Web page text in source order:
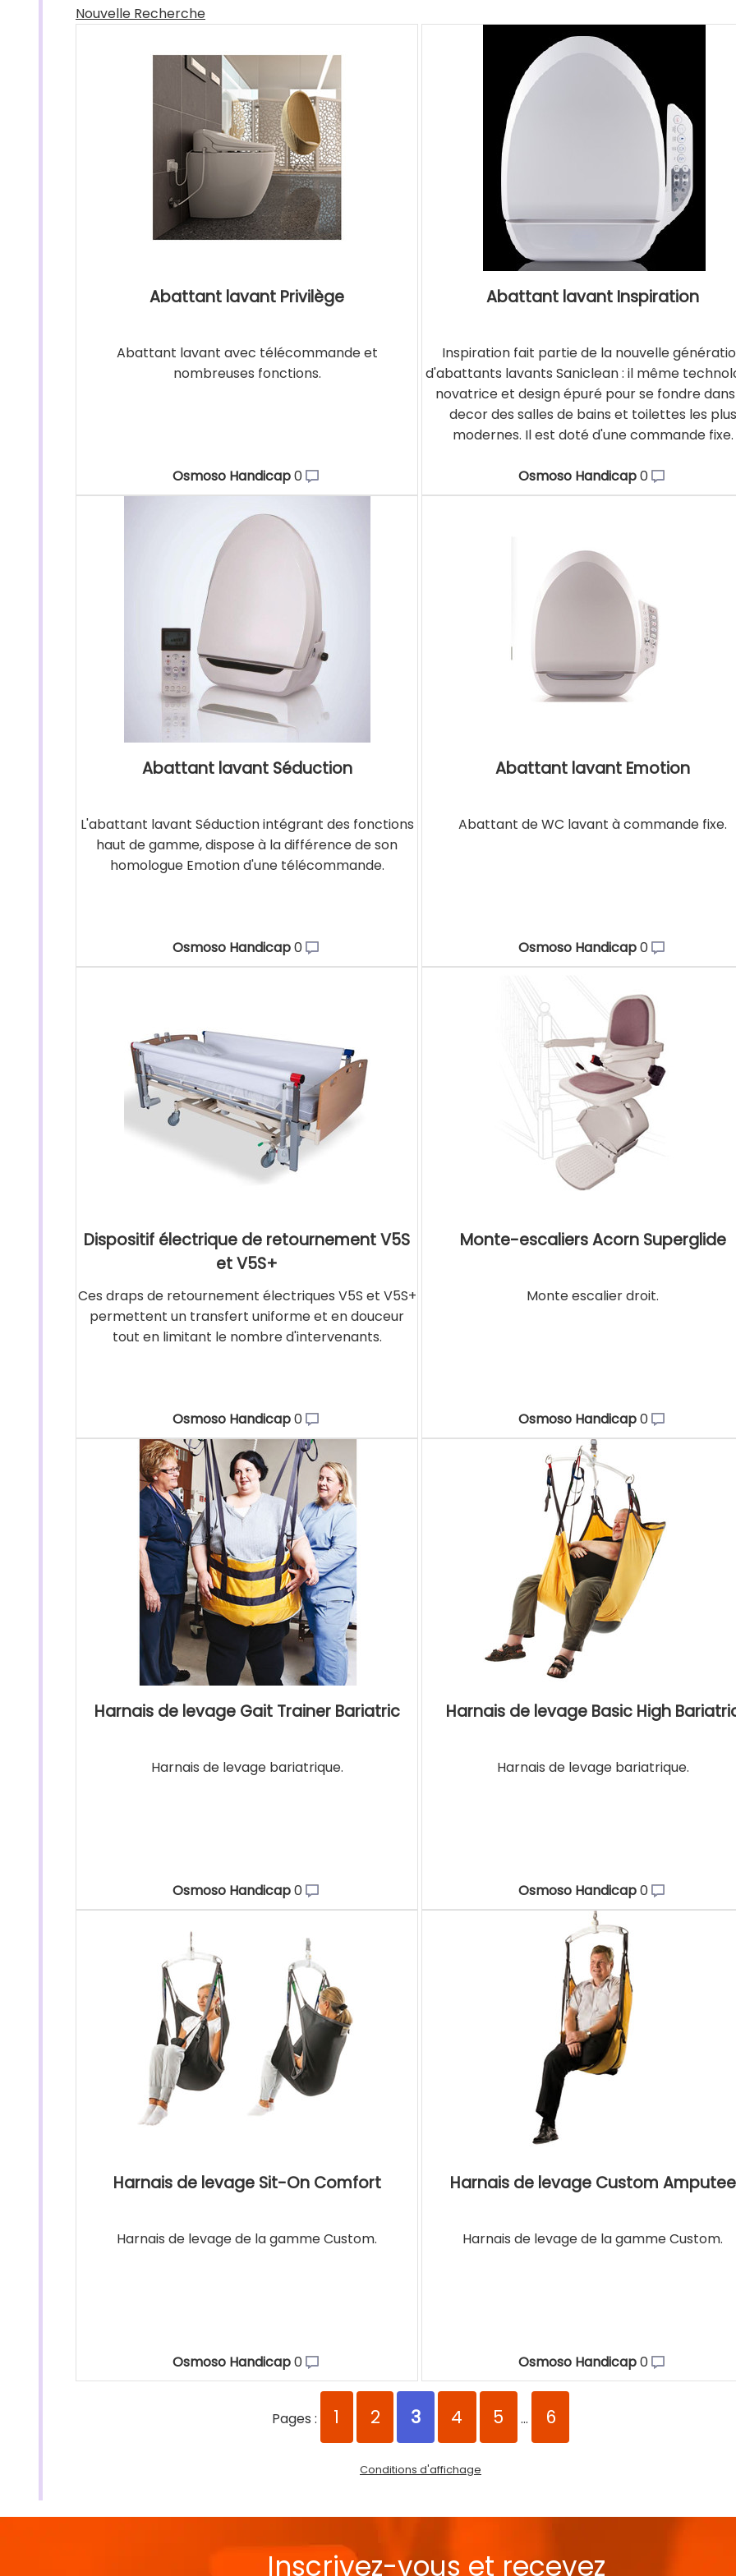
Nouvelle Recherche
Abattant lavant Privilège
Abattant lavant avec télécommande et
nombreuses fonctions.
Osmoso Handicap0
Abattant lavant Inspiration
Inspiration fait partie de la nouvelle
d'abattants lavants Saniclean : il même
novatrice et design épuré pour se fondre
decor des salles de bains et toilettes les plus
modernes. Il est doté d'une commande fixe.
Osmoso Handicap0
Abattant lavant Séduction
L'abattant lavant Séduction intégrant des fonctions
haut de gamme, dispose à la différence de son
homologue Emotion d'une télécommande.
Osmoso Handicap0
Abattant lavant Emotion
Abattant de WC lavant à commande fixe.
Osmoso Handicap0
Dispositif électrique de retournement V5S
et V5S+
Ces draps de retournement électriques V5S et V5S+
permettent un transfert uniforme et en douceur
tout en limitant le nombre d'intervenants.
Osmoso Handicap0
Monte-escaliers Acorn Superglide
Monte escalier droit.
Osmoso Handicap0
Harnais de levage Gait Trainer Bariatric
Harnais de levage bariatrique.
Osmoso Handicap0
Harnais de levage Basic High
Harnais de levage bariatrique.
Osmoso Handicap0
Harnais de levage Sit-On Comfort
Harnais de levage de la gamme Custom.
Osmoso Handicap0
Harnais de levage Custom Amputee
Harnais de levage de la gamme Custom.
Osmoso Handicap0
Pages : 1 2 3 4 5 ... 6
Conditions d'affichage
Inscrivez-vous et recevez